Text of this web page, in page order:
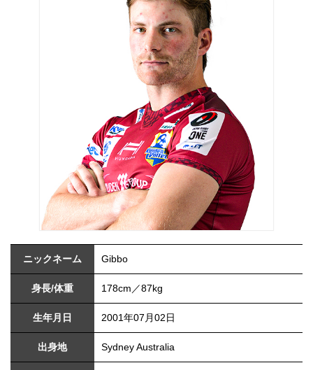
ニックネーム Gibbo
身長/体重 178cm／87kg
生年月日 2001年07月02日
出身地 Sydney Australia